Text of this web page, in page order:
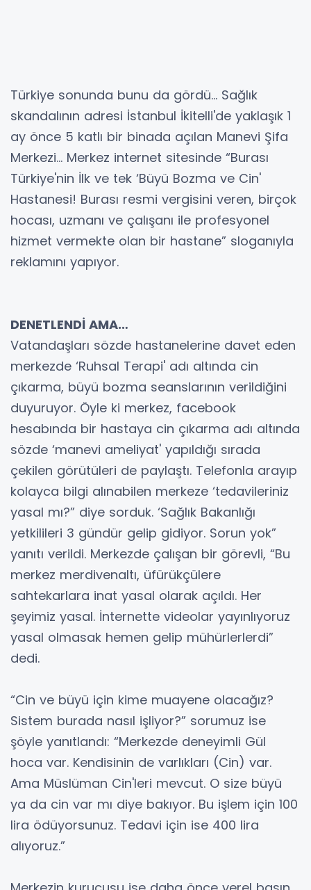
Türkiye sonunda bunu da gördü… Sağlık
skandalının adresi İstanbul İkitelli'de yaklaşık 1
ay önce 5 katlı bir binada açılan Manevi Şifa
Merkezi… Merkez internet sitesinde “Burası
Türkiye'nin İlk ve tek ‘Büyü Bozma ve Cin'
Hastanesi! Burası resmi vergisini veren, birçok
hocası, uzmanı ve çalışanı ile profesyonel
hizmet vermekte olan bir hastane” sloganıyla
reklamını yapıyor.
DENETLENDİ AMA…
Vatandaşları sözde hastanelerine davet eden
merkezde ‘Ruhsal Terapi' adı altında cin
çıkarma, büyü bozma seanslarının verildiğini
duyuruyor. Öyle ki merkez, facebook
hesabında bir hastaya cin çıkarma adı altında
sözde ‘manevi ameliyat' yapıldığı sırada
çekilen görütüleri de paylaştı. Telefonla arayıp
kolayca bilgi alınabilen merkeze ‘tedavileriniz
yasal mı?” diye sorduk. ‘Sağlık Bakanlığı
yetkilileri 3 gündür gelip gidiyor. Sorun yok”
yanıtı verildi. Merkezde çalışan bir görevli, “Bu
merkez merdivenaltı, üfürükçülere
sahtekarlara inat yasal olarak açıldı. Her
şeyimiz yasal. İnternette videolar yayınlıyoruz
yasal olmasak hemen gelip mühürlerlerdi”
dedi.
“Cin ve büyü için kime muayene olacağız?
Sistem burada nasıl işliyor?” sorumuz ise
şöyle yanıtlandı: “Merkezde deneyimli Gül
hoca var. Kendisinin de varlıkları (Cin) var.
Ama Müslüman Cin'leri mevcut. O size büyü
ya da cin var mı diye bakıyor. Bu işlem için 100
lira ödüyorsunuz. Tedavi için ise 400 lira
alıyoruz.”